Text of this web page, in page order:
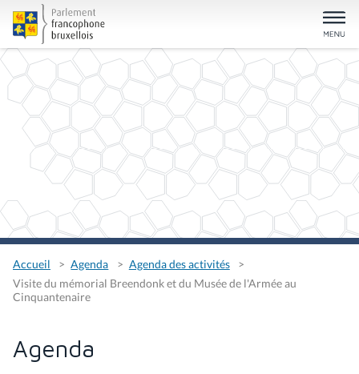
Accueil Agenda
Agenda des activités
Visite du mémorial Breendonk et du Musée de l'Armée au
Cinquantenaire
Agenda